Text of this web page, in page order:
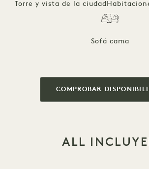
Torre y vista de la ciudad
Sofá cama
COMPROBAR
ALL